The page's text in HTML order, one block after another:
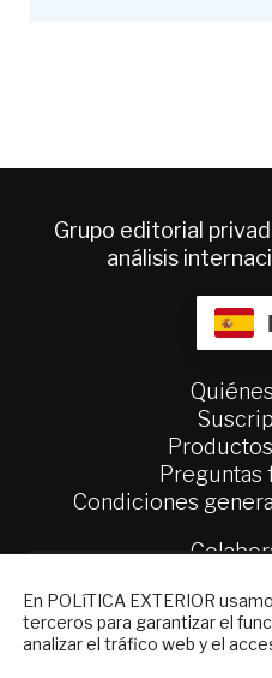
Grupo editorial
análisis
Condiciones
Política
En POLíTICA EXTERIOR
terceros para garantizar el
analizar el tráfico web y el
NEWSLETTER
Suscríbase a
reciba en su correo